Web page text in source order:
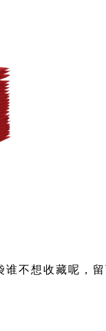
不想收藏呢，